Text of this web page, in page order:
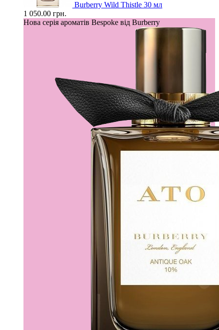
Burberry Wild Thistle 30 мл
1 050.00 грн.
Нова серія ароматів Bespoke від Burberry